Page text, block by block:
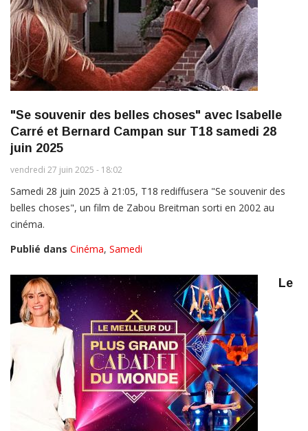
"Se souvenir des belles choses" avec Isabelle
Carré et Bernard Campan sur T18 samedi 28
juin 2025
vendredi 27 juin 2025 - 18:02
Samedi 28 juin 2025 à 21:05, T18 rediffusera "Se souvenir des
belles choses", un film de Zabou Breitman sorti en 2002 au
cinéma.
Publié dans Cinéma, Samedi
Le